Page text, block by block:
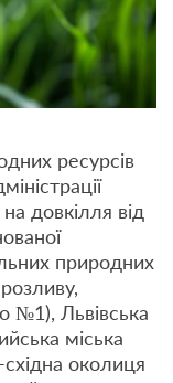
ресурсів
довкілля від
природних
№1), Львівська
міська
східна околиця